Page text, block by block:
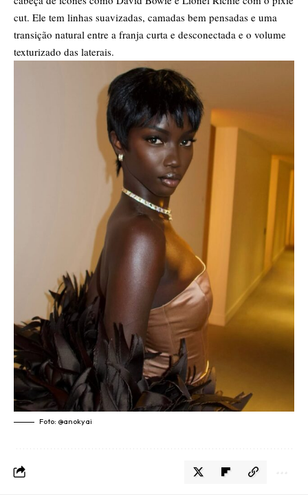
cut. Ele tem linhas suavizadas, camadas bem pensadas e uma
transição natural entre a franja curta e desconectada e o volume
texturizado das laterais.
Foto: @anokyai